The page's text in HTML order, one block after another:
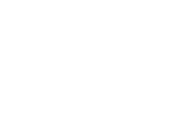
online
nicht so einfach zu finden.